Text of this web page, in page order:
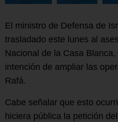
El ministro de Defensa de
trasladado este lunes al
Nacional de la Casa
intención de ampliar las
Rafá.
Cabe señalar que esto
hiciera pública la petición